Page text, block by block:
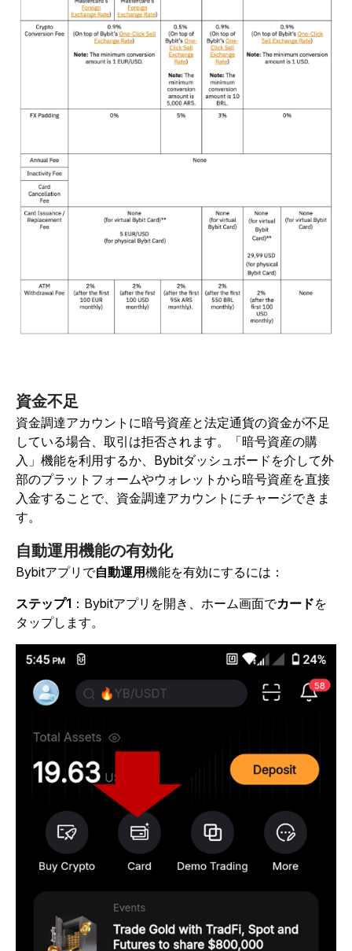
資金不足
資金調達アカウントに暗号資産と法定通貨の資金が不足
している場合、取引は拒否されます。「暗号資産の購
入」機能を利用するか、Bybitダッシュボードを介して外
部のプラットフォームやウォレットから暗号資産を直接
入金することで、資金調達アカウントにチャージできま
す。
自動運用機能の有効化
Bybitアプリで自動運用機能を有効にするには：
ステップ1 ：Bybitアプリを開き、ホーム画面でカードを
タップします。